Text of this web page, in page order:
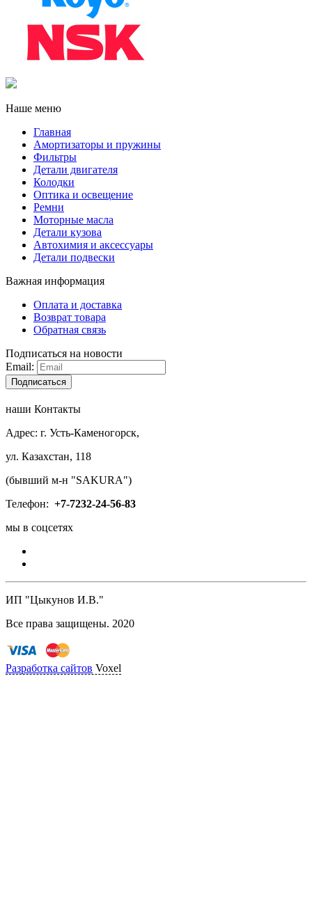
Наше меню
Главная
Амортизаторы и пружины
Фильтры
Детали двигателя
Колодки
Оптика и освещение
Ремни
Моторные масла
Детали кузова
Автохимия и аксессуары
Детали подвески
Важная информация
Оплата и доставка
Возврат товара
Обратная связь
Подписаться на новости
Email:
Подписаться
наши Контакты
Адрес: г. Усть-Каменогорск,
ул. Казахстан, 118
(бывший м-н "SAKURA")
Телефон: +7-7232-24-56-83
мы в соцсетях
ИП "Цыкунов И.В."
Все права защищены. 2020
Разработка сайтов Voxel